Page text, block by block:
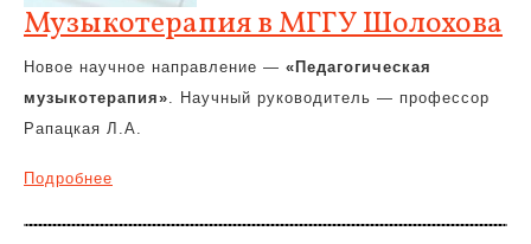
Музыкотерапия в МГГУ Шолохова
Новое научное направление — «Педагогическая
музыкотерапия». Научный руководитель — профессор
Рапацкая Л.А.
Подробнее